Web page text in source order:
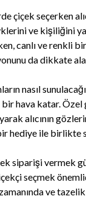
çiçek seçerken
ve kişiliğini
canlı ve renkli
da dikkate
nasıl
hava katar.
alıcının
hediye ile birlikte
siparişi vermek
seçmek
ve